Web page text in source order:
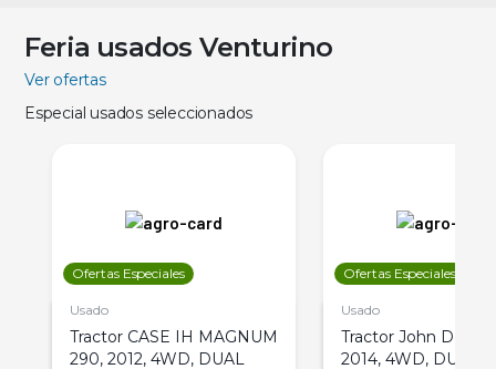
Feria usados Venturino
Ver ofertas
Especial usados seleccionados
Ofertas Especiales
Usado
Tractor CASE IH MAGNUM
290, 2012, 4WD, DUAL
Ofertas Especiales
Usado
Tractor John Deere
2014, 4WD, DUAL